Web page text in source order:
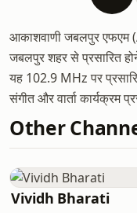
आकाशवाणी जबलपुर एफएम
जबलपुर शहर से प्रसारित
यह 102.9 MHz पर
संगीत और वार्ता कार्यक्रम
Other
Vividh Bharati